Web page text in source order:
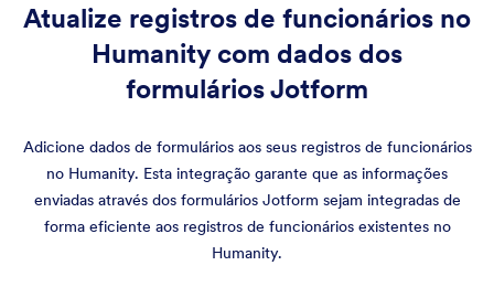
Atualize registros de funcionários no
Humanity com dados dos
formulários Jotform
Adicione dados de formulários aos seus registros de funcionários
no Humanity. Esta integração garante que as informações
enviadas através dos formulários Jotform sejam integradas de
forma eficiente aos registros de funcionários existentes no
Humanity.